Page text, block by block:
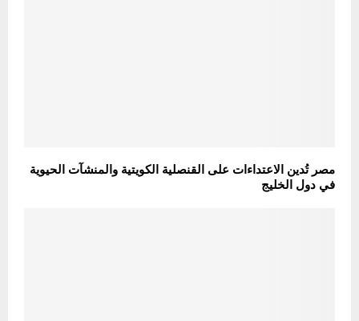
مصر تُدين الاعتداءات على القنصلية الكويتية والمنشآت الحيوية
في دول الخليج